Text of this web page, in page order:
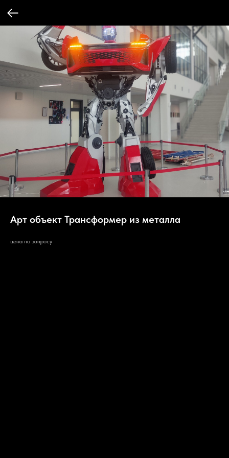
Арт объект Трансформер из металла
цена по запросу